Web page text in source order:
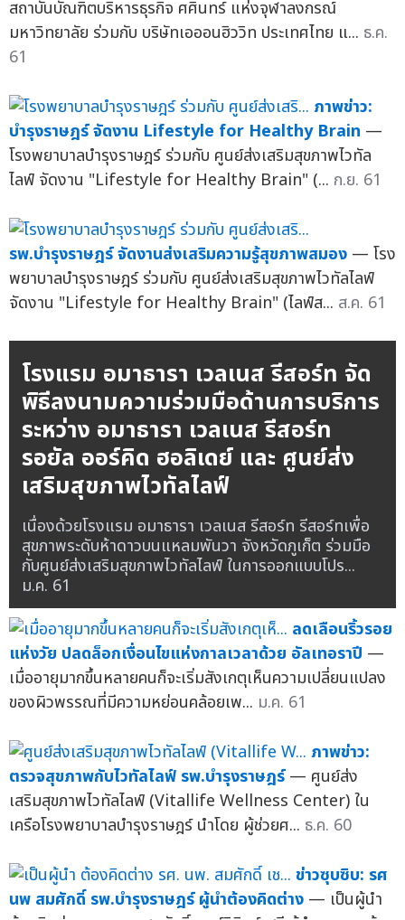
สถาบันบัณฑิตบริหารธุรกิจ ศศินทร์ แห่งจุฬาลงกรณ์
มหาวิทยาลัย ร่วมกับ บริษัทเอออนฮิววิท ประเทศไทย แ... ธ.ค.
61
ภาพข่าว:
บำรุงราษฎร์ จัดงาน Lifestyle for Healthy Brain —
โรงพยาบาลบำรุงราษฎร์ ร่วมกับ ศูนย์ส่งเสริมสุขภาพไวทัล
ไลฟ์ จัดงาน "Lifestyle for Healthy Brain" (... ก.ย. 61
รพ.บำรุงราษฎร์ จัดงานส่งเสริมความรู้สุขภาพสมอง — โรง
พยาบาลบำรุงราษฎร์ ร่วมกับ ศูนย์ส่งเสริมสุขภาพไวทัลไลฟ์
จัดงาน "Lifestyle for Healthy Brain" (ไลฟ์ส... ส.ค. 61
โรงแรม อมาธารา เวลเนส รีสอร์ท จัด
พิธีลงนามความร่วมมือด้านการบริการ
ระหว่าง อมาธารา เวลเนส รีสอร์ท
รอยัล ออร์คิด ฮอลิเดย์ และ ศูนย์ส่ง
เสริมสุขภาพไวทัลไลฟ์
เนื่องด้วยโรงแรม อมาธารา เวลเนส รีสอร์ท รีสอร์ทเพื่อ
สุขภาพระดับห้าดาวบนแหลมพันวา จังหวัดภูเก็ต ร่วมมือ
กับศูนย์ส่งเสริมสุขภาพไวทัลไลฟ์ ในการออกแบบโปร...
ม.ค. 61
ลดเลือนริ้วรอย
แห่งวัย ปลดล็อกเงื่อนไขแห่งกาลเวลาด้วย อัลเทอราปี —
เมื่ออายุมากขึ้นหลายคนก็จะเริ่มสังเกตุเห็นความเปลี่ยนแปลง
ของผิวพรรณที่มีความหย่อนคล้อยเพ... ม.ค. 61
ภาพข่าว:
ตรวจสุขภาพกับไวทัลไลฟ์ รพ.บำรุงราษฎร์ — ศูนย์ส่ง
เสริมสุขภาพไวทัลไลฟ์ (Vitallife Wellness Center) ใน
เครือโรงพยาบาลบำรุงราษฎร์ นำโดย ผู้ช่วยศ... ธ.ค. 60
ข่าวซุบซิบ: รศ
นพ สมศักดิ์ รพ.บำรุงราษฎร์ ผู้นำต้องคิดต่าง — เป็นผู้นำ